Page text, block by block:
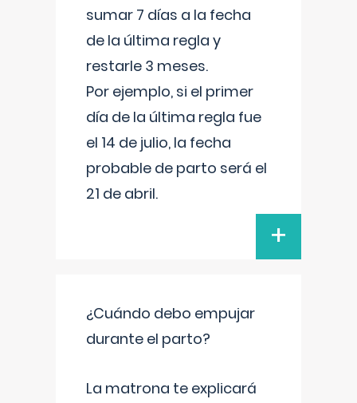
sumar 7 días a la fecha
de la última regla y
restarle 3 meses.
Por ejemplo, si el primer
día de la última regla fue
el 14 de julio, la fecha
probable de parto será el
21 de abril.
+
¿Cuándo debo empujar
durante el parto?
La matrona te explicará